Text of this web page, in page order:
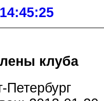
клуба
Петербург